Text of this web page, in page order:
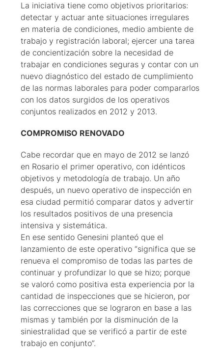
La iniciativa tiene como objetivos prioritarios:
detectar y actuar ante situaciones irregulares
en materia de condiciones, medio ambiente de
trabajo y registración laboral; ejercer una tarea
de concientización sobre la necesidad de
trabajar en condiciones seguras y contar con un
nuevo diagnóstico del estado de cumplimiento
de las normas laborales para poder compararlos
con los datos surgidos de los operativos
conjuntos realizados en 2012 y 2013.
COMPROMISO RENOVADO
Cabe recordar que en mayo de 2012 se lanzó
en Rosario el primer operativo, con idénticos
objetivos y metodología de trabajo. Un año
después, un nuevo operativo de inspección en
esa ciudad permitió comparar datos y advertir
los resultados positivos de una presencia
intensiva y sistemática.
En ese sentido Genesini planteó que el
lanzamiento de este operativo “significa que se
renueva el compromiso de todas las partes de
continuar y profundizar lo que se hizo; porque
se valoró como positiva esta experiencia por la
cantidad de inspecciones que se hicieron, por
las correcciones que se lograron en base a las
mismas y también por la disminución de la
siniestralidad que se verificó a partir de este
trabajo en conjunto”.